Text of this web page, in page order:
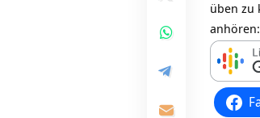
üben zu
anhören: